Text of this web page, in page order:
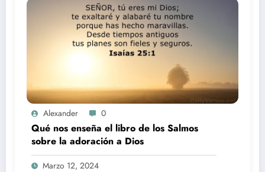
Alexander 0
Qué nos enseña el libro de los Salmos
sobre la adoración a Dios
Marzo 12, 2024